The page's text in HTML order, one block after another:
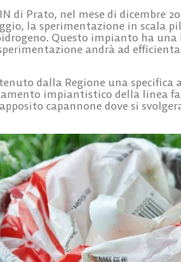
di Prato, nel mese di dicembre
la sperimentazione in scala
Questo impianto ha
andrà ad
dalla Regione una specifica
impiantistico della linea
capannone dove si